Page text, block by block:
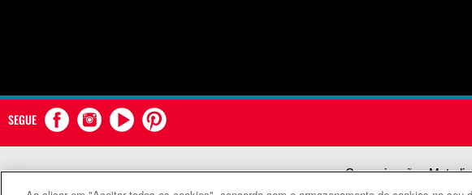
SEGUE
Comunicações